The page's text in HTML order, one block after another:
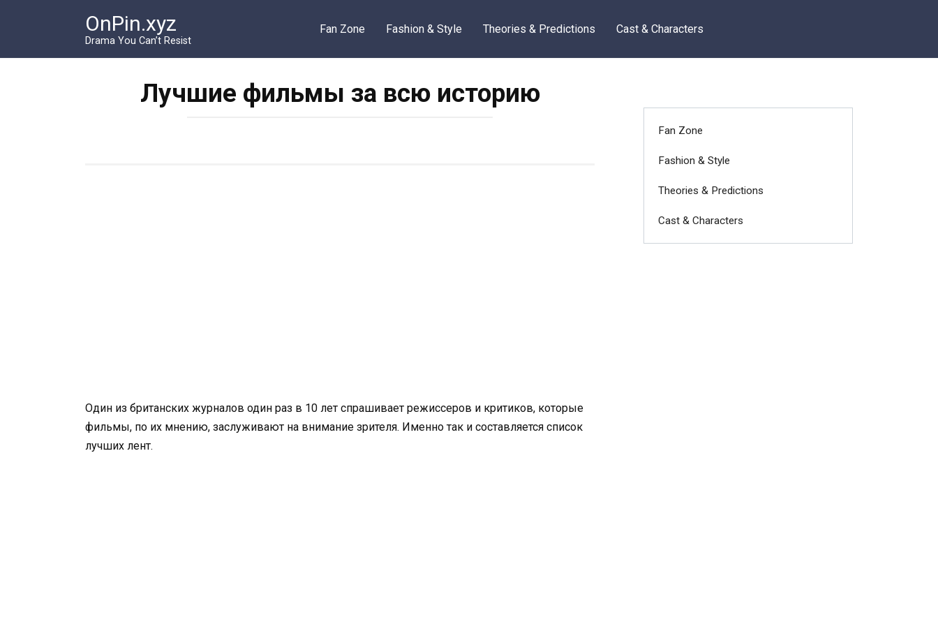
OnPin.xyz
Drama You Can’t Resist
Fan Zone Fashion & Style Theories & Predictions Cast & Characters
Лучшие фильмы за всю историю
Один из британских журналов один раз в 10 лет спрашивает режиссеров и критиков, которые
фильмы, по их мнению, заслуживают на внимание зрителя. Именно так и составляется список
лучших лент.
Fan Zone
Fashion & Style
Theories & Predictions
Cast & Characters